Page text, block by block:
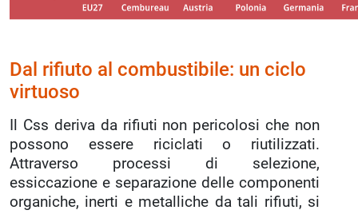
Dal rifiuto al combustibile: un ciclo
virtuoso
Il Css deriva da rifiuti non pericolosi che non
possono essere riciclati o riutilizzati.
Attraverso processi di selezione,
essiccazione e separazione delle componenti
organiche, inerti e metalliche da tali rifiuti, si